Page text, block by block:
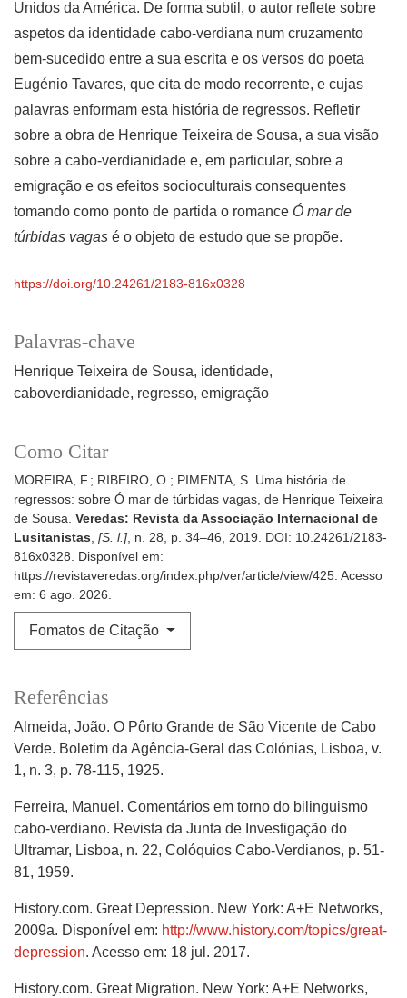
Palavras-chave
Henrique Teixeira de Sousa identidade
caboverdianidade regresso emigração
Como Citar
MOREIRA, F.; RIBEIRO, O.; PIMENTA, S. Uma história de
regressos: sobre Ó mar de túrbidas vagas, de Henrique Teixeira
de Sousa. Veredas: Revista da Associação Internacional de
Lusitanistas, [S. l.], n. 28, p. 34–46, 2019. DOI: 10.24261/2183-
816x0328. Disponível em:
https://revistaveredas.org/index.php/ver/article/view/425. Acesso
em: 6 ago. 2026.
Fomatos de Citação
Unidos da América. De forma subtil, o autor reflete sobre
aspetos da identidade cabo-verdiana num cruzamento
bem-sucedido entre a sua escrita e os versos do poeta
Eugénio Tavares, que cita de modo recorrente, e cujas
palavras enformam esta história de regressos. Refletir
sobre a obra de Henrique Teixeira de Sousa, a sua visão
sobre a cabo-verdianidade e, em particular, sobre a
emigração e os efeitos socioculturais consequentes
tomando como ponto de partida o romance Ó mar de
túrbidas vagas é o objeto de estudo que se propõe.
https://doi.org/10.24261/2183-816x0328
Referências
Almeida, João. O Pôrto Grande de São Vicente de Cabo
Verde. Boletim da Agência-Geral das Colónias, Lisboa, v.
1, n. 3, p. 78-115, 1925.
Ferreira, Manuel. Comentários em torno do bilinguismo
cabo-verdiano. Revista da Junta de Investigação do
Ultramar, Lisboa, n. 22, Colóquios Cabo-Verdianos, p. 51-
81, 1959.
History.com. Great Depression. New York: A+E Networks,
2009a. Disponível em: http://www.history.com/topics/great-
depression. Acesso em: 18 jul. 2017.
History.com. Great Migration. New York: A+E Networks,